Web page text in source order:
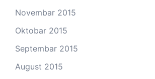
Novembar 2015
Oktobar 2015
Septembar 2015
August 2015